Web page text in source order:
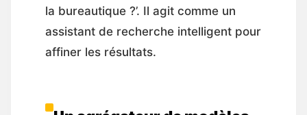
la bureautique ?’. Il agit comme un
assistant de recherche intelligent pour
affiner les résultats.